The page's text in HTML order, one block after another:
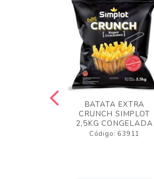
BATATA EXTRA
CRUNCH SIMPLOT
2,5KG CONGELADA
Código: 63911